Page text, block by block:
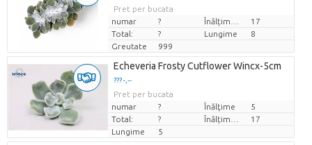
Pret per bucata
numar
?
17
Total:
? Lungime
8
Greutate
999
Echeveria Frosty Cutflower Wincx-5cm
??? -,--
Pret per bucata
numar
? Înălţime
5
Total:
?
17
Lungime
5